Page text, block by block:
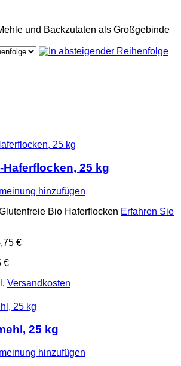
und Backzutaten als Großgebinde
25 kg
hinzufügen
Bio Haferflocken Erfahren Sie
€
€
Versandkosten
25 kg
hinzufügen